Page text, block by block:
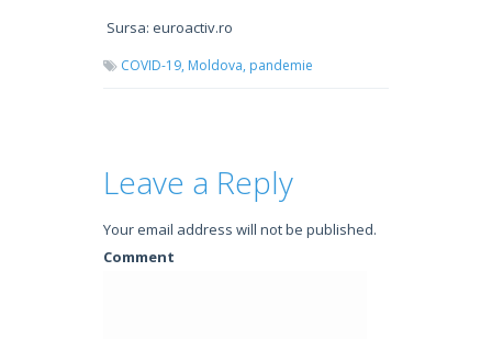
Sursa: euroactiv.ro
COVID-19, Moldova, pandemie
Leave a Reply
Your email address will not be published.
Comment